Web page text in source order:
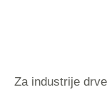
Za industrije